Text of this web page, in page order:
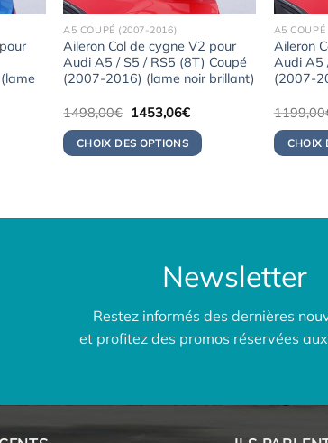
A5 COUPÉ (2007-2016)
Aileron Col de cygne V2 pour
Audi A5 / S5 / RS5 (8T) Coupé
(2007-2016) (lame noir brillant)
1498,00€ Le
initial
était :
1453,06€Le
actuel
est :
CHOIX DES OPTIONS
A5
Aileron
Audi A5
(2007-
1199,00
CHOIX
Newsletter
Restez informés des dernières
et profitez des promos réservées